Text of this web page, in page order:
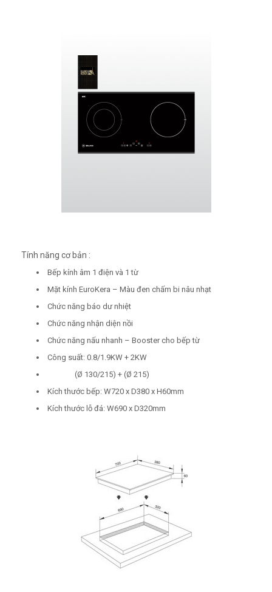
Tính năng cơ bản :
Bếp kính âm 1 điện và 1 từ
Mặt kính EuroKera – Màu đen chấm bi nâu nhạt
Chức năng báo dư nhiệt
Chức năng nhận diện nồi
Chức năng nấu nhanh – Booster cho bếp từ
Công suất: 0.8/1.9KW + 2KW
(Ø 130/215) + (Ø 215)
Kích thước bếp: W720 x D380 x H60mm
Kích thước lỗ đá: W690 x D320mm